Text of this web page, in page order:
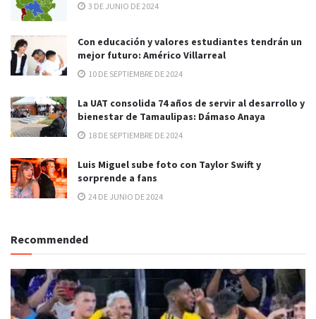
3 DE JUNIO DE 2024
Con educación y valores estudiantes tendrán un
mejor futuro: Américo Villarreal
10 DE SEPTIEMBRE DE 2024
La UAT consolida 74 años de servir al desarrollo y
bienestar de Tamaulipas: Dámaso Anaya
18 DE SEPTIEMBRE DE 2024
Luis Miguel sube foto con Taylor Swift y
sorprende a fans
24 DE JUNIO DE 2024
Recommended